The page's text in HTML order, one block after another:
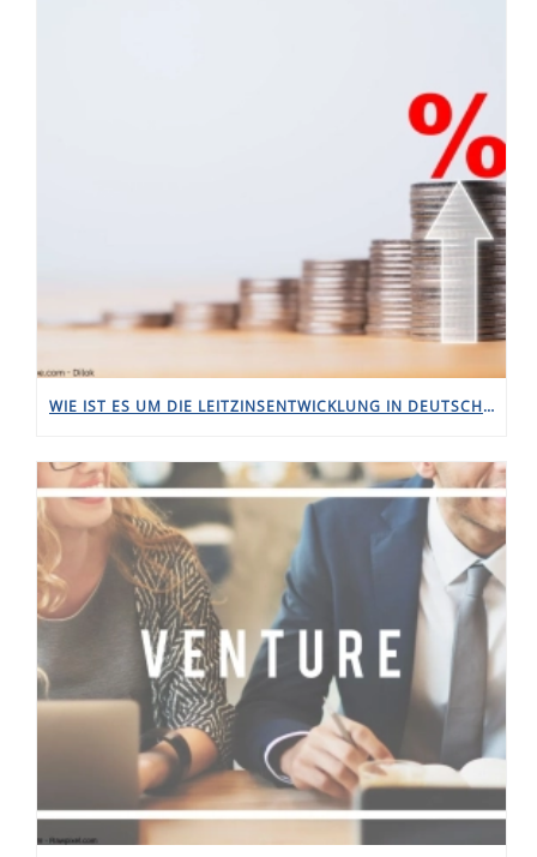
WIE IST ES UM DIE LEITZINSENTWICKLUNG IN DEUTSCHLAND BESTELLT?